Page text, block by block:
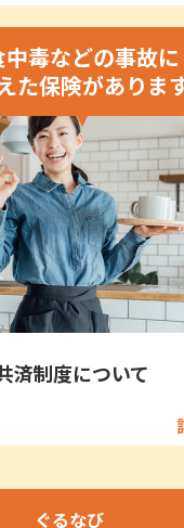
中毒などの事故に
た保険がありま
済制度について
ぐるなび